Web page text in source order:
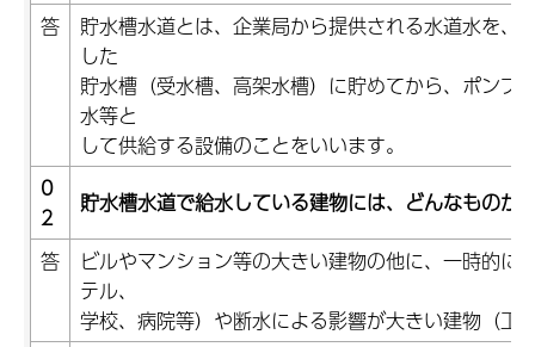
答
貯水槽水道とは、企業局から提供される水道水を、
した
貯水槽（受水槽、高架水槽）に貯めてから、ポンプ
水等と
して供給する設備のことをいいます。
0
2
貯水槽水道で給水している建物には、どんなものが
答
ビルやマンション等の大きい建物の他に、一時的に
テル、
学校、病院等）や断水による影響が大きい建物（工